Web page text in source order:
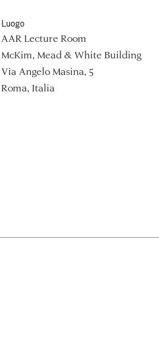
Luogo
AAR Lecture Room
McKim, Mead & White Building
Via Angelo Masina, 5
Roma, Italia